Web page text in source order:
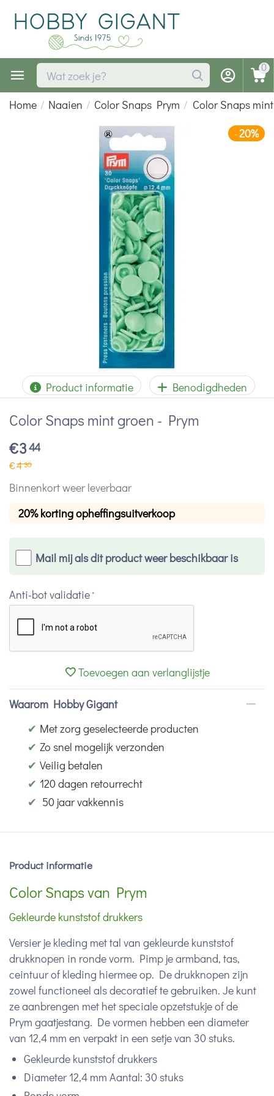
0
Home / Naaien / Color Snaps Prym / Color Snaps
-20%
Product informatie Benodigdheden
Color Snaps mint groen - Prym
€344
€430
Binnenkort weer leverbaar
20% korting opheffingsuitverkoop
Mail mij als dit product weer beschikbaar is
Anti-bot validatie
Toevoegen aan verlanglijstje
Waarom Hobby Gigant
✔ Met zorg geselecteerde producten
✔ Zo snel mogelijk verzonden
✔ Veilig betalen
✔ 120 dagen retourrecht
✔ 50 jaar vakkennis
Product informatie
Color Snaps van Prym
Gekleurde kunststof drukkers
Versier je kleding met tal van gekleurde kunststof
drukknopen in ronde vorm. Pimp je armband, tas,
ceintuur of kleding hiermee op. De drukknopen zijn
zowel functioneel als decoratief te gebruiken. Je kunt
ze aanbrengen met het speciale opzetstukje of de
Prym gaatjestang. De vormen hebben een diameter
van 12,4 mm en verpakt in een setje van 30 stuks.
Gekleurde kunststof drukkers
Diameter 12,4 mm Aantal: 30 stuks